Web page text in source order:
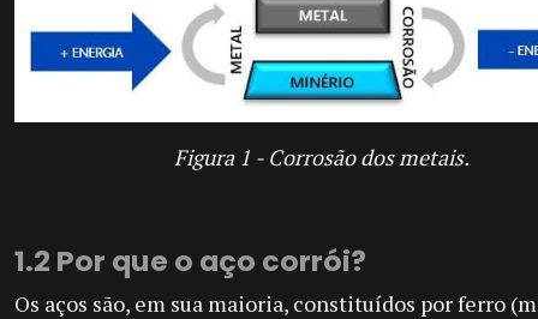
Figura 1 - Corrosão dos metais.
1.2 Por que o aço corrói?
Os aços são, em sua maioria, constituídos por ferro